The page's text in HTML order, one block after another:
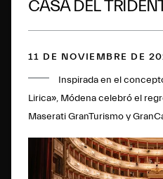
CASA DEL
11 DE NOVIEMBRE DE
Inspirada en el
Lirica», Módena celebró el
Maserati GranTurismo y
completo programa, destacó
Roberto Bolle.